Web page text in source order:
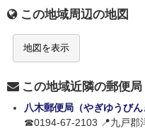
この地域周辺の地図
地図を表示
この地域近隣の郵便
八木郵便局（やぎゆうびん
☎0194-67-2103 📍九戸郡